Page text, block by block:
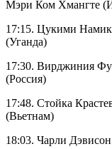
Мэри Ком Хмангте
17:15. Цукими
(Уганда)
17:30. Вирджиния
(Россия)
17:48. Стойка
(Вьетнам)
18:03. Чарли